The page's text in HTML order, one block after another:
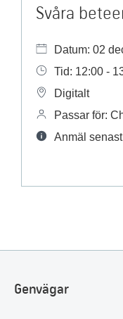
Svåra
Datum: 02
Tid: 12:00 -
Digitalt
Passar för:
Anmäl
Genvägar